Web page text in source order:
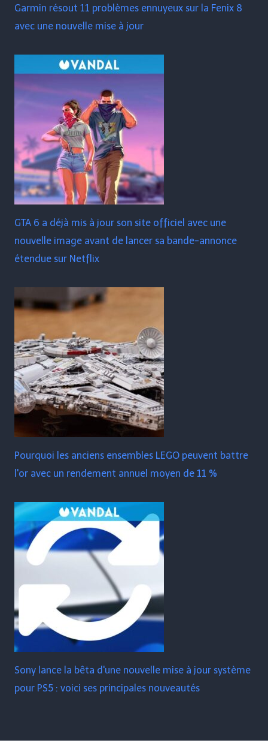
Garmin résout 11 problèmes ennuyeux sur la Fenix ​​​​8
avec une nouvelle mise à jour
GTA 6 a déjà mis à jour son site officiel avec une
nouvelle image avant de lancer sa bande-annonce
étendue sur Netflix
Pourquoi les anciens ensembles LEGO peuvent battre
l'or avec un rendement annuel moyen de 11 %
Sony lance la bêta d'une nouvelle mise à jour système
pour PS5 : voici ses principales nouveautés